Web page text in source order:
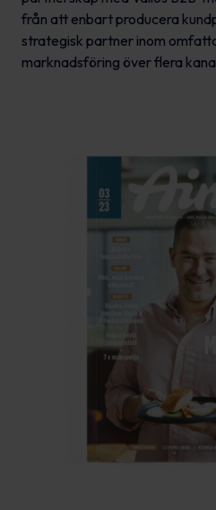
från att enbart producera
strategisk partner inom
marknadsföring över flera